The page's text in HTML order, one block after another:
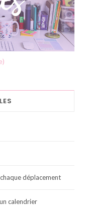
déplacement
calendrier